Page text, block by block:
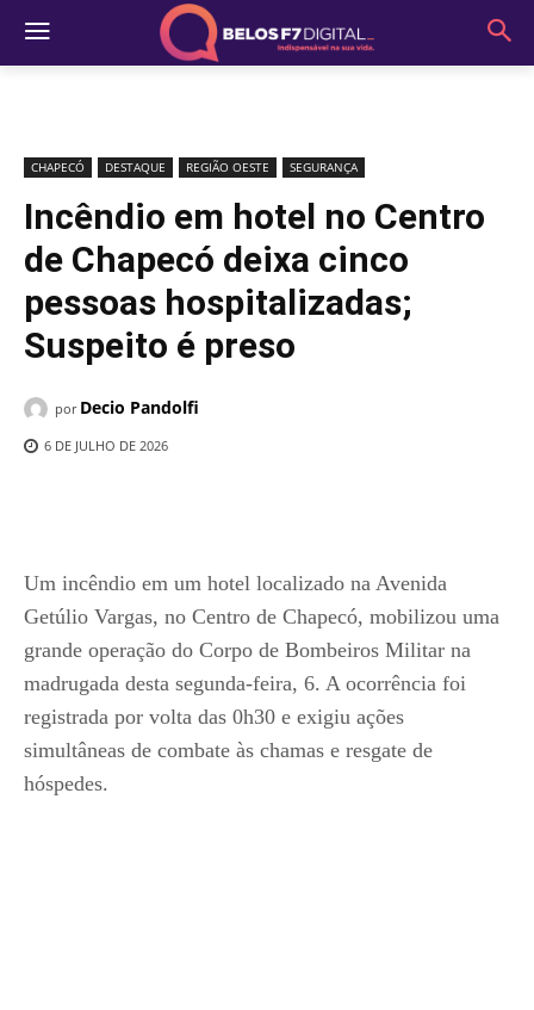
CHAPECÓ DESTAQUE REGIÃO OESTE SEGURANÇA
Incêndio em hotel no Centro
de Chapecó deixa cinco
pessoas hospitalizadas;
Suspeito é preso
por Decio Pandolfi
6 DE JULHO DE 2026
Um incêndio em um hotel localizado na Avenida
Getúlio Vargas, no Centro de Chapecó, mobilizou uma
grande operação do Corpo de Bombeiros Militar na
madrugada desta segunda-feira, 6. A ocorrência foi
registrada por volta das 0h30 e exigiu ações
simultâneas de combate às chamas e resgate de
hóspedes.